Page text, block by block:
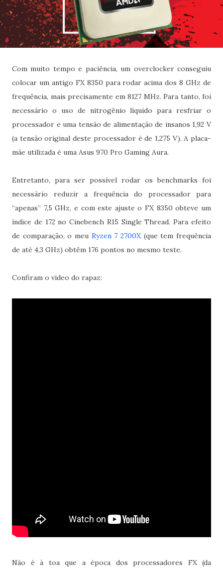
Com muito tempo e paciência, um overclocker conseguiu
colocar um antigo FX 8350 para rodar acima dos 8 GHz de
frequência, mais precisamente em 8127 MHz. Para tanto, foi
necessário o uso de nitrogênio líquido para resfriar o
processador e uma tensão de alimentação de insanos 1,92 V
(a tensão original deste processador é de 1,275 V). A placa-
mãe utilizada é uma Asus 970 Pro Gaming Aura.
Entretanto, para ser possível rodar os benchmarks foi
necessário reduzir a frequência do processador para
“apenas” 7,5 GHz, e com este ajuste o FX 8350 obteve um
índice de 172 no Cinebench R15 Single Thread. Para efeito
de comparação, o meu Ryzen 7 2700X(que tem frequência
de até 4,3 GHz) obtêm 176 pontos no mesmo teste.
Confiram o vídeo do rapaz:
Não é à toa que a época dos processadores FX (da